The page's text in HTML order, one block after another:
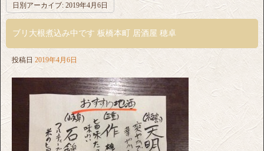
日別アーカイブ: 2019年4月6日
ブリ大根煮込み中です 板橋本町 居酒屋 穂卓
投稿日 2019年4月6日